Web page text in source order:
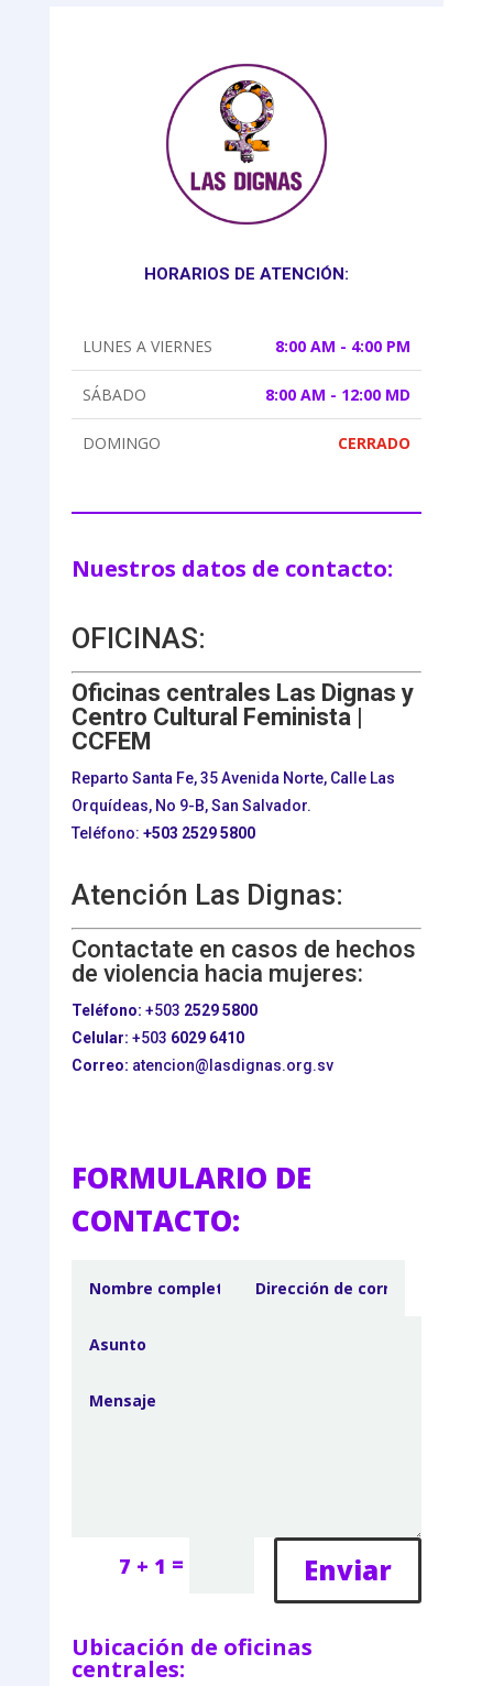
HORARIOS DE ATENCIÓN:
LUNES A VIERNES 8:00 AM - 4:00 PM
SÁBADO 8:00 AM - 12:00 MD
DOMINGO CERRADO
Nuestros datos de contacto:
OFICINAS:
Oficinas centrales Las Dignas y
Centro Cultural Feminista |
CCFEM
Reparto Santa Fe, 35 Avenida Norte, Calle Las
Orquídeas, No 9-B, San Salvador.
Teléfono: +503 2529 5800
Atención Las Dignas:
Contactate en casos de hechos
de violencia hacia mujeres:
Teléfono: +503 2529 5800
Celular: +503 6029 6410
Correo: atencion@lasdignas.org.sv
FORMULARIO DE
CONTACTO:
7 + 1 = Enviar
Ubicación de oficinas
centrales: